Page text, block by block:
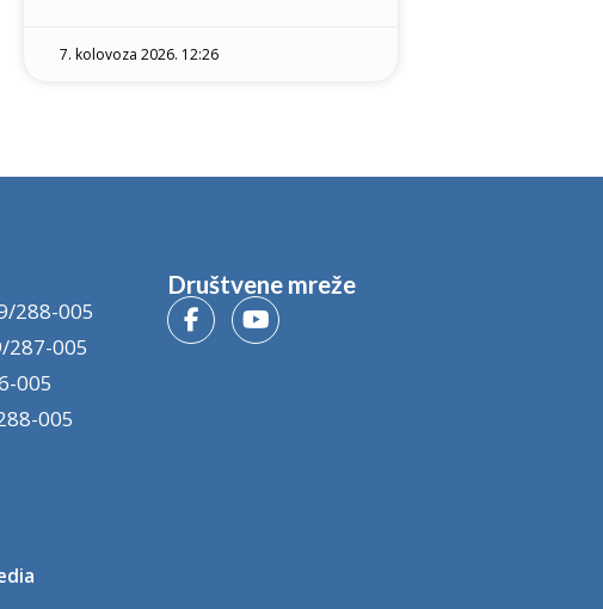
7. kolovoza 2026. 12:26
288-005
287-005
005
005
Društvene mreže